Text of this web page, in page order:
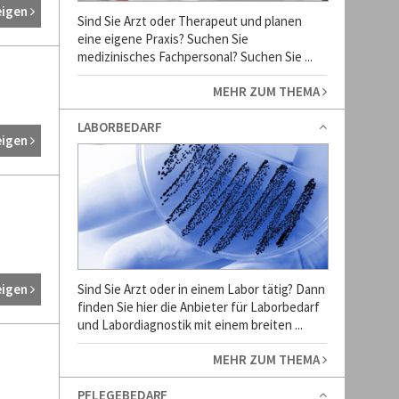
Sind Sie Arzt oder Therapeut und planen
eine eigene Praxis? Suchen Sie
medizinisches Fachpersonal? Suchen Sie ...
MEHR ZUM THEMA
LABORBEDARF
Sind Sie Arzt oder in einem Labor tätig? Dann
finden Sie hier die Anbieter für Laborbedarf
und Labordiagnostik mit einem breiten ...
MEHR ZUM THEMA
PFLEGEBEDARF